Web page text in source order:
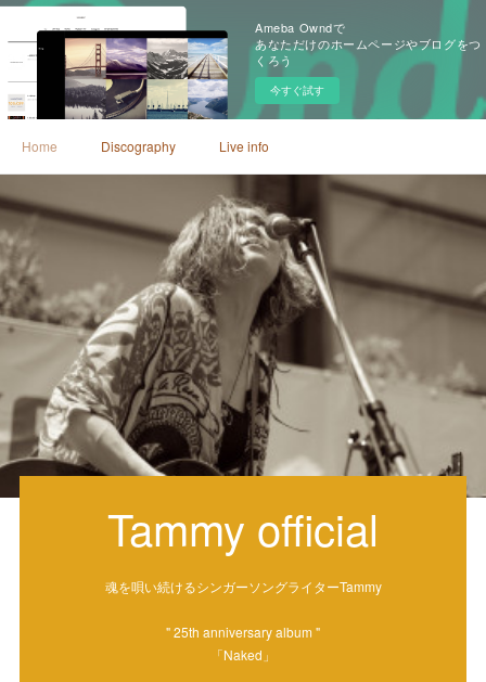
Ameba Owndで
あなただけのホームページやブログをつ
くろう
今すぐ試す
Home Discography Live info
Tammy official
魂を唄い続けるシンガーソングライターTammy
" 25th anniversary album "
「Naked」